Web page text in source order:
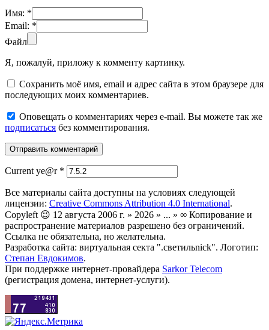
Имя: *
Email: *
Файл
Я, пожалуй, приложу к комменту картинку.
Сохранить моё имя, email и адрес сайта в этом браузере для
последующих моих комментариев.
Оповещать о комментариях через e-mail. Вы можете так же
подписаться без комментирования.
Current ye@r *
Все материалы сайта доступны на условиях следующей
лицензии: Creative Commons Attribution 4.0 International.
Copyleft 😉 12 августа 2006 г. » 2026 » ... » ∞ Копирование и
распространение материалов разрешено без ограничений.
Ссылка не обязательна, но желательна.
Разработка сайта: виртуальная секта ".светильnick". Логотип:
Степан Евдокимов.
При поддержке интернет-провайдера Sarkor Telecom
(регистрация домена, интернет-услуги).